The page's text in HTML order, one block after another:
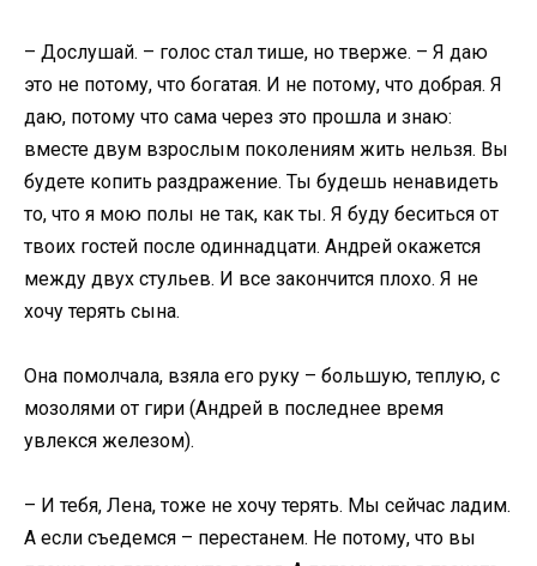
– Дослушай. – голос стал тише, но тверже. – Я даю
это не потому, что богатая. И не потому, что добрая. Я
даю, потому что сама через это прошла и знаю:
вместе двум взрослым поколениям жить нельзя. Вы
будете копить раздражение. Ты будешь ненавидеть
то, что я мою полы не так, как ты. Я буду беситься от
твоих гостей после одиннадцати. Андрей окажется
между двух стульев. И все закончится плохо. Я не
хочу терять сына.
Она помолчала, взяла его руку – большую, теплую, с
мозолями от гири (Андрей в последнее время
увлекся железом).
– И тебя, Лена, тоже не хочу терять. Мы сейчас ладим.
А если съедемся – перестанем. Не потому, что вы